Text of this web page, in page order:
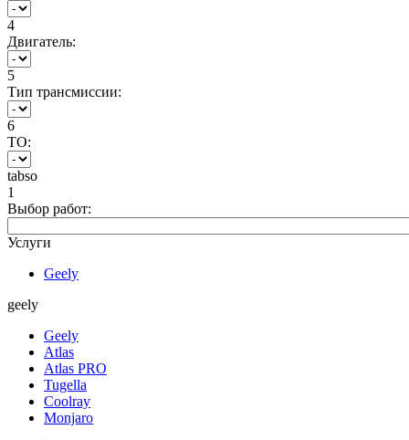
4
Двигатель:
5
Тип трансмиссии:
6
ТО:
tabso
1
Выбор работ:
Услуги
Geely
geely
Geely
Atlas
Atlas PRO
Tugella
Coolray
Monjaro